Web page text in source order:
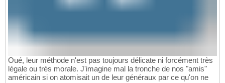
Oué, leur méthode n'est pas toujours délicate ni forcément très
légale ou très morale. J'imagine mal la tronche de nos "amis"
américain si on atomisait un de leur généraux par ce qu'on ne